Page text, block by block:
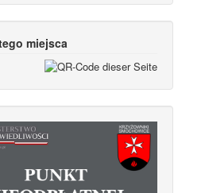
miejsca